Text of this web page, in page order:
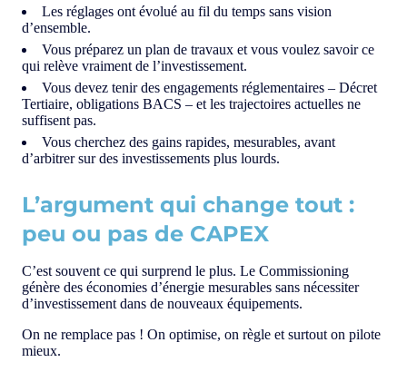
Les réglages ont évolué au fil du temps sans vision
d’ensemble.
Vous préparez un plan de travaux et vous voulez savoir ce
qui relève vraiment de l’investissement.
Vous devez tenir des engagements réglementaires – Décret
Tertiaire, obligations BACS – et les trajectoires actuelles ne
suffisent pas.
Vous cherchez des gains rapides, mesurables, avant
d’arbitrer sur des investissements plus lourds.
L’argument qui change tout :
peu ou pas de CAPEX
C’est souvent ce qui surprend le plus. Le Commissioning
génère des économies d’énergie mesurables sans nécessiter
d’investissement dans de nouveaux équipements.
On ne remplace pas ! On optimise, on règle et surtout on pilote
mieux.